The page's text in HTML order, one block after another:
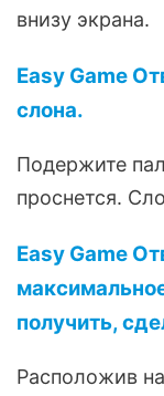
внизу экрана.
Easy Game
слона.
Подержите
проснется.
Easy Game
получить,
Расположив